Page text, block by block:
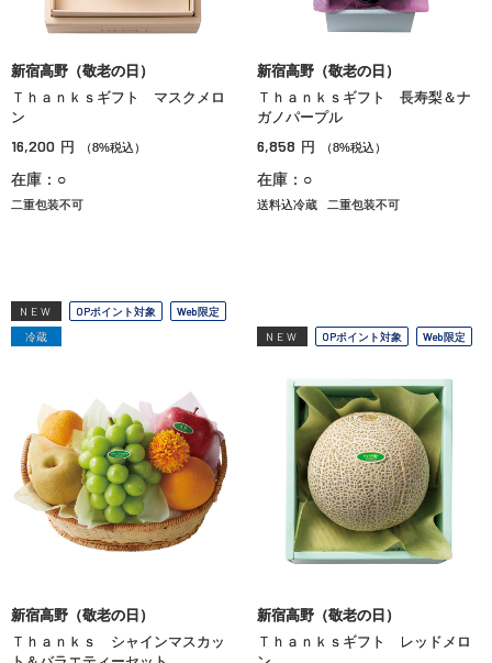
新宿高野（敬老の日）
Ｔｈａｎｋｓギフト マスクメロ
ン
16,200 円 （8%税込）
在庫：○
二重包装不可
新宿高野（敬老の日）
Ｔｈａｎｋｓギフト 長寿梨＆ナ
ガノパープル
6,858 円 （8%税込）
在庫：○
送料込冷蔵 二重包装不可
NEW OPポイント対象
Web限定
冷蔵
新宿高野（敬老の日）
Ｔｈａｎｋｓ シャインマスカッ
NEW OPポイント対象 Web限定
新宿高野（敬老の日）
Ｔｈａｎｋｓギフト レッドメロ